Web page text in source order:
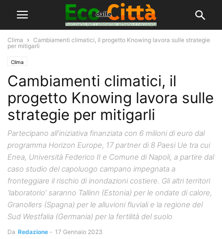
Clima
Cambiamenti climatici, il progetto Knowing lavora sulle strategie
per mitigarli
Clima
Cambiamenti climatici, il
progetto Knowing lavora sulle
strategie per mitigarli
Partecipano all’iniziativa finanziata con 6 milioni di euro dal
programma Horizon Europe, 17 partner di 8 Paesi Ue tra cui
Enea, Università Federico II e Comune di Napoli, a partire dal
caso studio del capoluogo campano impegnata a
fronteggiare il rischio di inondazioni costiere. Gli altri territori
‘laboratorio’ saranno Tallinn (Estonia) per le ondate di calore,
Granollers (Spagna) per le alluvioni fluviali e la regione del
Sud Westfalia (Germania) per la fertilità del suolo
Da Redazione - 17 Gennaio 2023